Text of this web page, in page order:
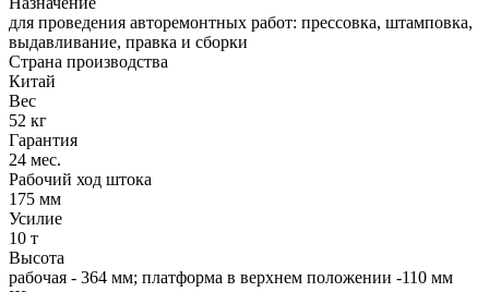
для проведения авторемонтных работ: прессовка, штамповка,
выдавливание, правка и сборки
Страна производства
Китай
Вес
52 кг
Гарантия
24 мес.
Рабочий ход штока
175 мм
Усилие
10 т
Высота
рабочая - 364 мм; платформа в верхнем положении -110 мм